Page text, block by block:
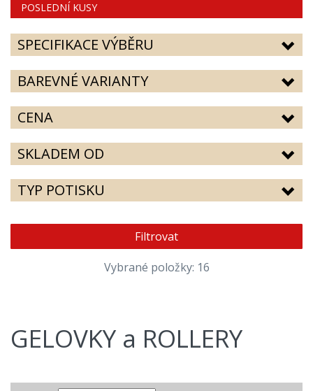
POSLEDNÍ KUSY
SPECIFIKACE VÝBĚRU
BAREVNÉ VARIANTY
CENA
SKLADEM OD
TYP POTISKU
Filtrovat
Vybrané položky: 16
GELOVKY a ROLLERY